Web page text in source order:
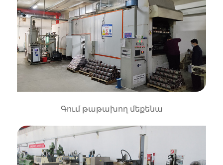
Գում թաթախող մեքենա